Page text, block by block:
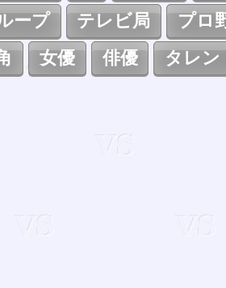
ープ テレビ局 プロ
女優 俳優 タレン